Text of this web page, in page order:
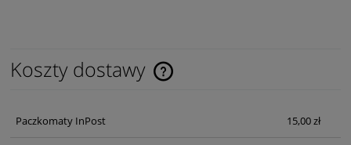
Koszty dostawy
Cena nie zawiera ewentualnych kosztów płatności
Paczkomaty InPost 15,00 zł